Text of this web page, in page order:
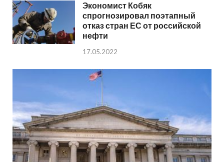
Экономист Кобяк
спрогнозировал поэтапный
отказ стран ЕС от российской
нефти
17.05.2022